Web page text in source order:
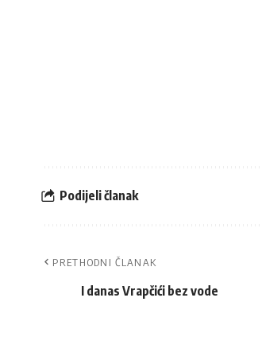
Podijeli članak
PRETHODNI ČLANAK
I danas Vrapčići bez vode